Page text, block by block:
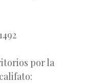
por la